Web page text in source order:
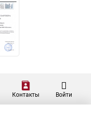
Контакты Войти